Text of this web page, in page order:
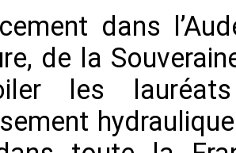
dans
de la
les